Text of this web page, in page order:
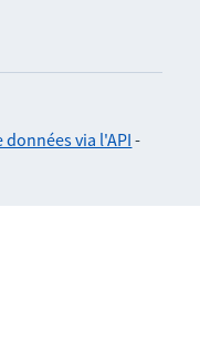
données via l'API-